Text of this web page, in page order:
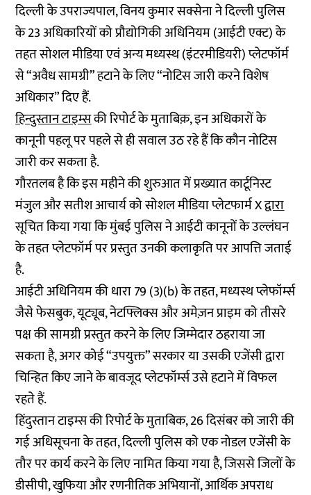
दिल्ली के उपराज्यपाल, विनय कुमार सक्सेना ने दिल्ली पुलिस
के 23 अधिकारियों को प्रौद्योगिकी अधिनियम (आईटी एक्ट) के
तहत सोशल मीडिया एवं अन्य मध्यस्थ (इंटरमीडियरी) प्लेटफॉर्म
से “अवैध सामग्री” हटाने के लिए “नोटिस जारी करने विशेष
अधिकार” दिए हैं.
हिन्दुस्तान टाइम्सकी रिपोर्ट के मुताबिक़, इन अधिकारों के
कानूनी पहलू पर पहले से ही सवाल उठ रहे हैं कि कौन नोटिस
जारी कर सकता है.
गौरतलब है कि इस महीने की शुरुआत में प्रख्यात कार्टूनिस्ट
मंजुल और सतीश आचार्य को सोशल मीडिया प्लेटफार्म Xद्वारा
सूचित किया गया कि मुंबई पुलिस ने आईटी कानूनों के उल्लंघन
के तहत प्लेटफॉर्म पर प्रस्तुत उनकी कलाकृति पर आपत्ति जताई
है.
आईटी अधिनियम की धारा 79 (3)(b) के तहत, मध्यस्थ प्लेफॉर्म्स
जैसे फेसबुक, यूट्यूब, नेटफ्लिक्स और अमेज़न प्राइम को तीसरे
पक्ष की सामग्री प्रस्तुत करने के लिए जिम्मेदार ठहराया जा
सकता है, अगर कोई “उपयुक्त” सरकार या उसकी एजेंसी द्वारा
चिन्हित किए जाने के बावजूद प्लेटफॉर्म्स उसे हटाने में विफल
रहते हैं.
हिंदुस्तान टाइम्स की रिपोर्ट के मुताबिक, 26 दिसंबर को जारी की
गई अधिसूचना के तहत, दिल्ली पुलिस को एक नोडल एजेंसी के
तौर पर कार्य करने के लिए नामित किया गया है, जिससे जिलों के
डीसीपी, खुफिया और रणनीतिक अभियानों, आर्थिक अपराध